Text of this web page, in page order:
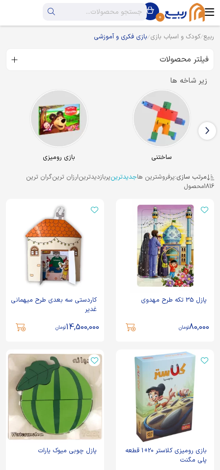
0
ربیع کودک و اسباب بازی بازی فکری و آموزشی
فیلتر محصولات
زیر شاخه ها
ساختنی
بازی رومیزی
مرتب سازی:پرفروشترین هاجدیدترینپربازدیدترینارزان ترینگران ترین
1816محصول
پازل 35 تکه طرح مهدوی
80,000تومان
کاردستی سه بعدی طرح میهمانی
غدیر
14,500,000تومان
بازی رومیزی کلاستر 20+1 قطعه
پلی مگنت
پازل چوبی میوک یارات